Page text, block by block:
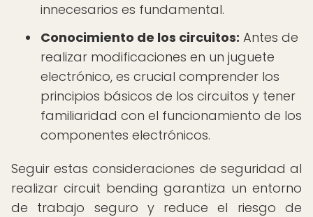
innecesarios es fundamental.
Conocimiento de los circuitos: Antes de
realizar modificaciones en un juguete
electrónico, es crucial comprender los
principios básicos de los circuitos y tener
familiaridad con el funcionamiento de los
componentes electrónicos.
Seguir estas consideraciones de seguridad al
realizar circuit bending garantiza un entorno
de trabajo seguro y reduce el riesgo de